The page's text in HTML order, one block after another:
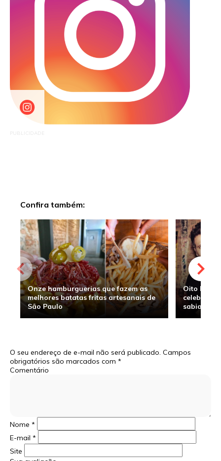
PUBLICIDADE
Confira também:
Onze hamburguerias que fazem as
melhores batatas fritas artesanais de
São Paulo
Oito
sabia
O seu endereço de e-mail não será publicado. Campos
obrigatórios são marcados com *
Comentário
Nome *
E-mail *
Site